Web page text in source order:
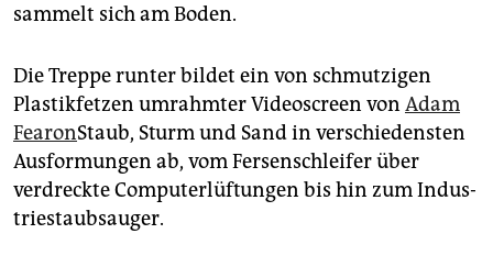
sammelt sich am Boden.
Die Treppe runter bildet ein von schmutzigen
Plastikfetzen umrahmter Videoscreen von Adam
FearonStaub, Sturm und Sand in verschiedensten
Ausformungen ab, vom Fersenschleifer über
verdreckte Computerlüftungen bis hin zum In­dus­
trie­staubsauger.